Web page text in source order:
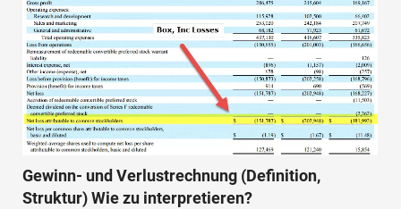
Gewinn- und Verlustrechnung (Definition,
Struktur) Wie zu interpretieren?